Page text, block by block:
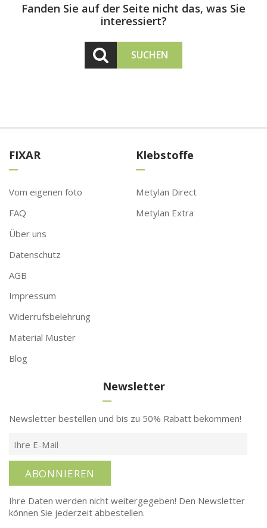
Fanden Sie auf der Seite nicht das, was Sie
interessiert?
SUCHEN
FIXAR
Vom eigenen foto
FAQ
Über uns
Datenschutz
AGB
Impressum
Widerrufsbelehrung
Material Muster
Blog
Klebstoffe
Metylan Direct
Metylan Extra
Newsletter
Newsletter bestellen und bis zu 50% Rabatt bekommen!
ABONNIEREN
Ihre Daten werden nicht weitergegeben! Den Newsletter
können Sie jederzeit abbestellen.